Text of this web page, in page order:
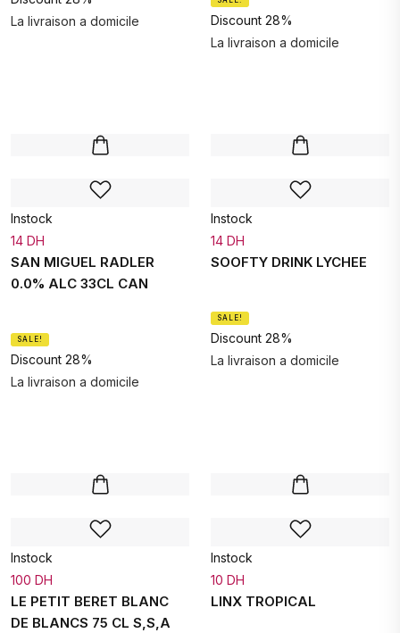
La livraison a domicile
Discount 28%
La livraison a domicile
Instock
14 DH
SAN MIGUEL RADLER
0.0% ALC 33CL CAN
SALE!
Discount 28%
La livraison a domicile
Instock
14 DH
SOOFTY DRINK LYCHEE
SALE!
Discount 28%
La livraison a domicile
Instock
100 DH
LE PETIT BERET BLANC
DE BLANCS 75 CL S,S,A
Instock
10 DH
LINX TROPICAL